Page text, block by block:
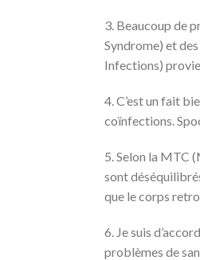
3. Beaucoup de
Syndrome) et
Infections)
4. C’est un fait
coïnfections.
5. Selon la MTC
sont
que le corps
6. Je suis
problèmes de